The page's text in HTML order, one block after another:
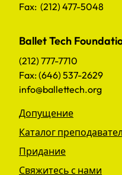
Fax: (212) 477-5048
Ballet Tech
(212) 777-7710
Fax: (646) 537-2629
info@ballettech.org
Допущение
Каталог
Придание
Свяжитесь с нами